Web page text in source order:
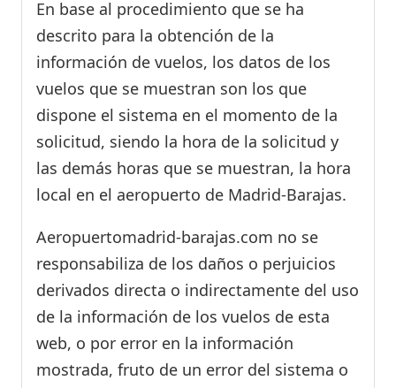
En base al procedimiento que se ha
descrito para la obtención de la
información de vuelos, los datos de los
vuelos que se muestran son los que
dispone el sistema en el momento de la
solicitud, siendo la hora de la solicitud y
las demás horas que se muestran, la hora
local en el aeropuerto de Madrid-Barajas.
Aeropuertomadrid-barajas.com no se
responsabiliza de los daños o perjuicios
derivados directa o indirectamente del uso
de la información de los vuelos de esta
web, o por error en la información
mostrada, fruto de un error del sistema o